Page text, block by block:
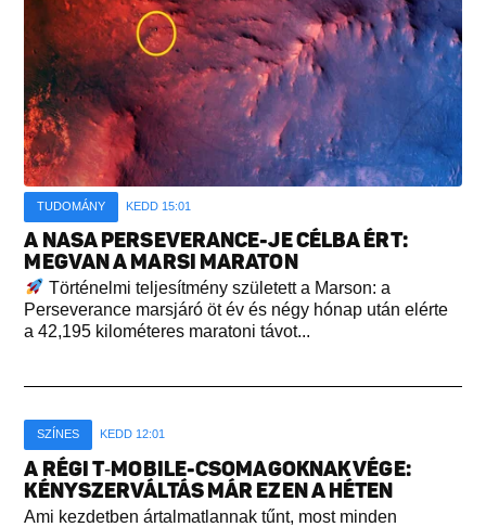
TUDOMÁNY KEDD 15:01
A NASA PERSEVERANCE-JE CÉLBA ÉRT:
MEGVAN A MARSI MARATON
Történelmi teljesítmény született a Marson: a
Perseverance marsjáró öt év és négy hónap után elérte
a 42,195 kilométeres maratoni távot...
SZÍNES KEDD 12:01
A RÉGI T‑MOBILE-CSOMAGOKNAK VÉGE:
KÉNYSZERVÁLTÁS MÁR EZEN A HÉTEN
Ami kezdetben ártalmatlannak tűnt, most minden